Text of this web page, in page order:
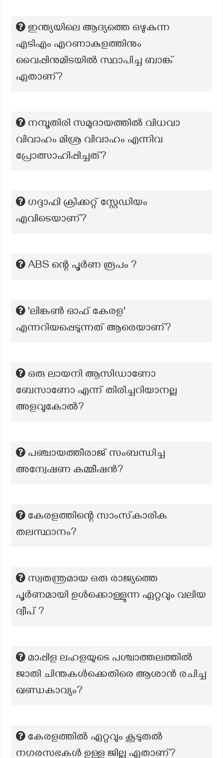
ഇന്ത്യയിലെ ആദ്യത്തെ ഒഴുകുന്ന
എടിഎം എറണാകുളത്തിനും
വൈപ്പിനുമിടയിൽ സ്ഥാപിച്ച ബാങ്ക്
ഏതാണ്?
നമ്പൂതിരി സമുദായത്തില്‍ വിധവാ
വിവാഹം മിശ്ര വിവാഹം എന്നിവ
പ്രോത്സാഹിപ്പിച്ചത്?
ഗദ്ദാഫി ക്രിക്കറ്റ് സ്റ്റേഡിയം
എവിടെയാണ്?
ABS ന്റെ പൂർണ രൂപം ?
'ലിങ്കൺ ഓഫ് കേരള'
എന്നറിയപ്പെടുന്നത് ആരെയാണ്?
ഒരു ലായനി ആസിഡാണോ
ബേസാണോ എന്ന് തിരിച്ചറിയാനല്ല
അളവുകോൽ?
പഞ്ചായത്തീരാജ് സംബന്ധിച്ച
അന്വേഷണ കമ്മീഷന്‍?
കേരളത്തിന്റെ സാംസ്‌കാരിക
തലസ്ഥാനം?
സ്വതന്ത്രമായ ഒരു രാജ്യത്തെ
പൂർണമായി ഉൾക്കൊള്ളുന്ന ഏറ്റവും വലിയ
ദ്വീപ് ?
മാപ്പിള ലഹളയുടെ പശ്ചാത്തലത്തില്‍
ജാതി ചിന്തകള്‍ക്കെതിരെ ആശാന്‍ രചിച്ച
ഖണ്ഡകാവ്യം?
കേരളത്തിൽ ഏറ്റവും കൂടുതൽ
നഗരസഭകൾ ഉള്ള ജില്ല ഏതാണ്?